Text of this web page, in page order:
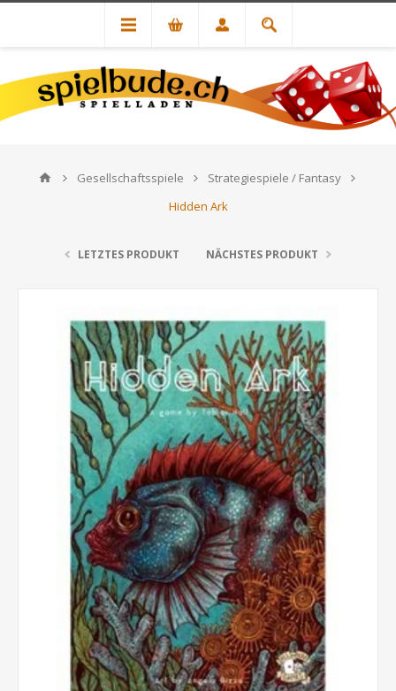
Gesellschaftsspiele
Strategiespiele / Fantasy
Hidden Ark
LETZTES PRODUKT NÄCHSTES PRODUKT